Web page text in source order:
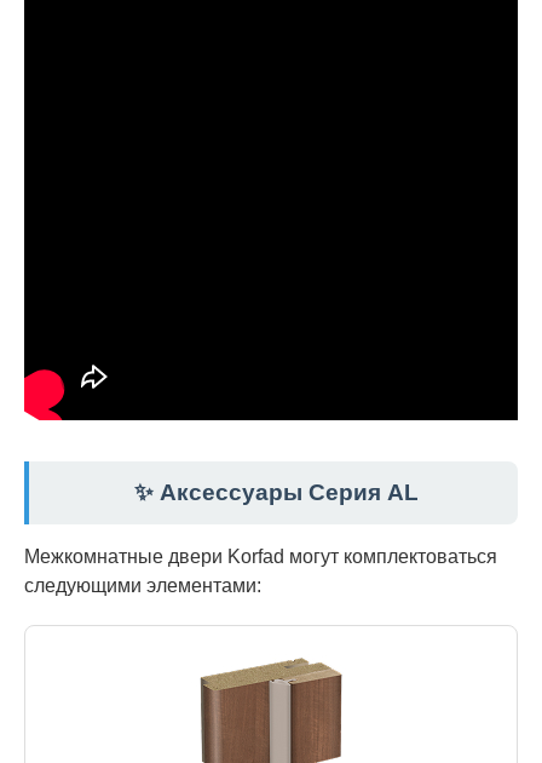
✨ Аксессуары Серия AL
Межкомнатные двери Korfad могут комплектоваться
следующими элементами: